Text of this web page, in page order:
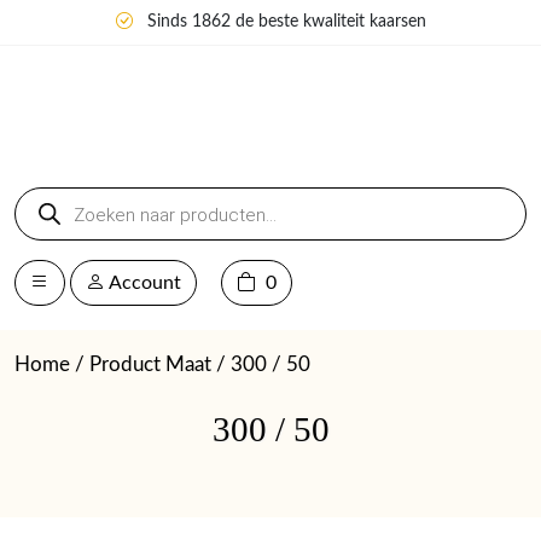
Sinds 1862 de beste kwaliteit kaarsen
Producten
zoeken
Account 0
Home / Product Maat / 300 / 50
300 / 50